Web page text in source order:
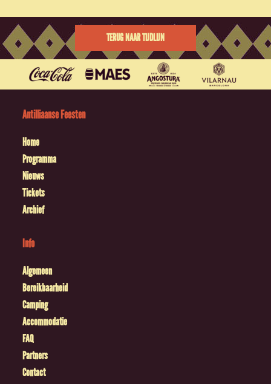
TERUG NAAR TIJDLIJN
Antilliaanse Feesten
Home
Programma
Nieuws
Tickets
Archief
Info
Algemeen
Bereikbaarheid
Camping
Accommodatie
FAQ
Partners
Contact